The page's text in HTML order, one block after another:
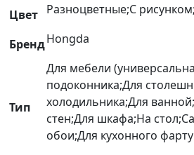
Цвет Разноцветные;С
БрендHongda
Тип
Для мебели
подоконника;Для
холодильника;Для
стен;Для шкафа;На
обои;Для кухонного